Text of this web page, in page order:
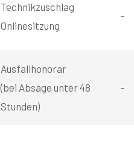
Technikzuschlag
Onlinesitzung
–
Ausfallhonorar
(bei Absage unter 48
Stunden)
–